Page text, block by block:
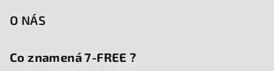
O NÁS
Co znamená 7-FREE ?